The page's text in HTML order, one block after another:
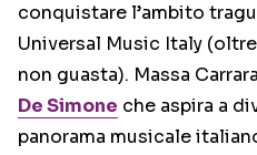
conquistare l’ambito
Universal Music Italy
non guasta). Massa
De Simone che aspira a
panorama musicale